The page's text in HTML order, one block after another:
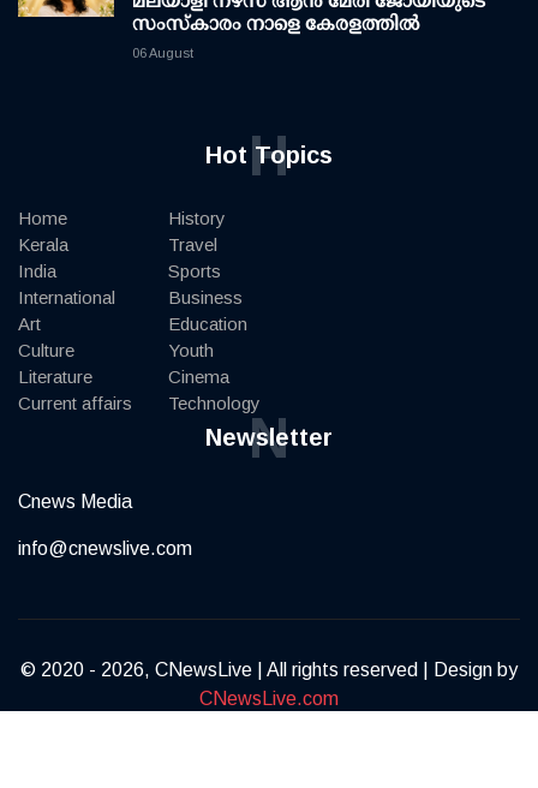
സംസ്കാരം നാളെ കേരളത്തിൽ
06 August
Hot Topics
H
Home
Kerala
India
International
Art
Culture
Literature
Current affairs
History
Travel
Sports
Business
Education
Youth
Cinema
Technology
Newsletter
N
Cnews Media
info@cnewslive.com
© 2020 - 2026, CNewsLive | All rights reserved | Design by
CNewsLive.com